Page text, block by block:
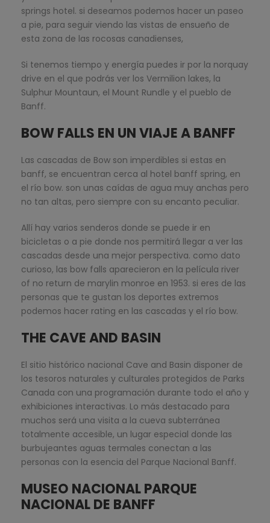
springs hotel. si deseamos podemos hacer un paseo
a pie, para seguir viendo las vistas de ensueño de
esta zona de las rocosas canadienses,
Si tenemos tiempo y energía puedes ir por la norquay
drive en el que podrás ver los Vermilion lakes, la
Sulphur Mountaun, el Mount Rundle y el pueblo de
Banff.
BOW FALLS EN UN VIAJE A BANFF
Las cascadas de Bow son imperdibles si estas en
banff, se encuentran cerca al hotel banff spring, en
el río bow. son unas caídas de agua muy anchas pero
no tan altas, pero siempre con su encanto peculiar.
Allí hay varios senderos donde se puede ir en
bicicletas o a pie donde nos permitirá llegar a ver las
cascadas desde una mejor perspectiva. como dato
curioso, las bow falls aparecieron en la película river
of no return de marylin monroe en 1953. si eres de las
personas que te gustan los deportes extremos
podemos hacer rating en las cascadas y el río bow.
THE CAVE AND BASIN
El sitio histórico nacional Cave and Basin disponer de
los tesoros naturales y culturales protegidos de Parks
Canada con una programación durante todo el año y
exhibiciones interactivas. Lo más destacado para
muchos será una visita a la cueva subterránea
totalmente accesible, un lugar especial donde las
burbujeantes aguas termales conectan a las
personas con la esencia del Parque Nacional Banff.
MUSEO NACIONAL PARQUE
NACIONAL DE BANFF